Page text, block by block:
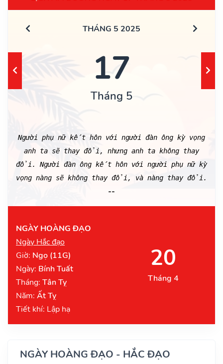
THÁNG 5 2025
17
Tháng 5
Người phụ nữ kết hôn với người đàn ông kỳ vọng
anh ta sẽ thay đổi, nhưng anh ta không thay
đổi. Người đàn ông kết hôn với người phụ nữ kỳ
vọng nàng sẽ không thay đổi, và nàng thay đổi.
--
NGÀY HOÀNG ĐẠO
Ngày Hắc đạo
Giờ: Ngọ (11G)
Ngày: Bính Tuất
Tháng: Tân Tỵ
Năm: Ất Tỵ
Tiết khí: Lập hạ
20
Tháng 4
NGÀY HOÀNG ĐẠO - HẮC ĐẠO